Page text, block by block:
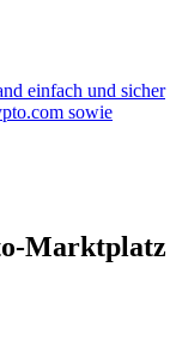
einfach und sicher
sowie
Marktplatz